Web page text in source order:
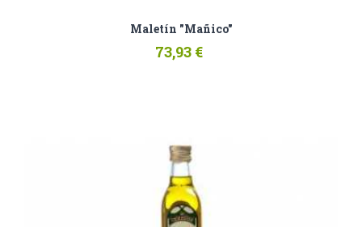
Maletín "Mañico"
73,93 €